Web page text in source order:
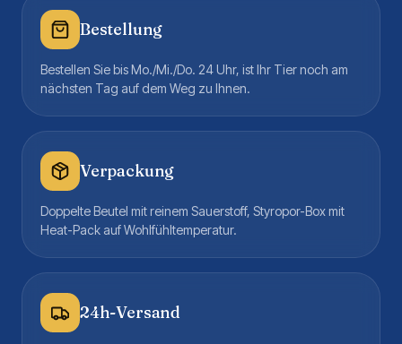
Bestellung
Bestellen Sie bis Mo./Mi./Do. 24 Uhr, ist Ihr Tier noch am
nächsten Tag auf dem Weg zu Ihnen.
Verpackung
Doppelte Beutel mit reinem Sauerstoff, Styropor-Box mit
Heat-Pack auf Wohlfühltemperatur.
24h-Versand